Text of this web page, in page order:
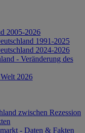
2005-2026
1991-2025
2024-2026
- Veränderung des
2026
zwischen Rezession
- Daten & Fakten